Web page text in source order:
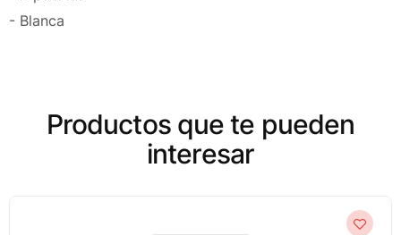
- Blanca
Productos que te pueden
interesar